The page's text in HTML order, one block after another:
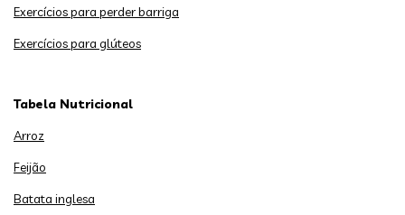
Exercícios para perder barriga
Exercícios para glúteos
Tabela Nutricional
Arroz
Feijão
Batata inglesa